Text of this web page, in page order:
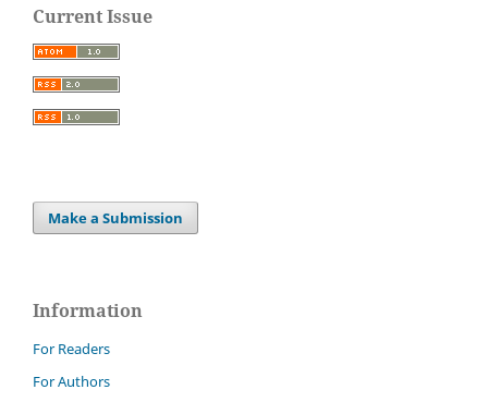
Current Issue
Make a Submission
Information
For Readers
For Authors